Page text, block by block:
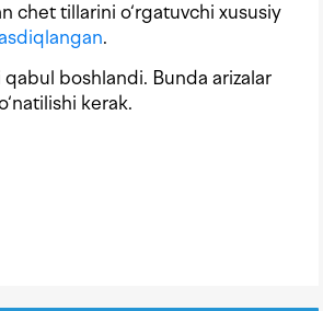
chet tillarini o‘rgatuvchi xususiy
.
boshlandi. Bunda arizalar
kerak.